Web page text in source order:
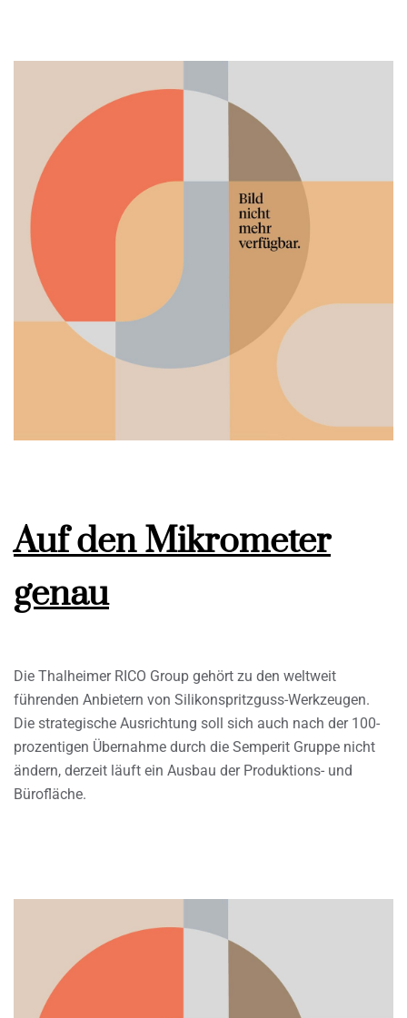
Auf den Mikrometer
genau
Die Thalheimer RICO Group gehört zu den weltweit
führenden Anbietern von Silikonspritzguss-Werkzeugen.
Die strategische Ausrichtung soll sich auch nach der 100-
prozentigen Übernahme durch die Semperit Gruppe nicht
ändern, derzeit läuft ein Ausbau der Produktions- und
Bürofläche.